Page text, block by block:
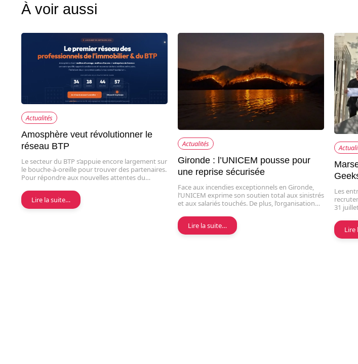
À voir aussi
Actualités
Amosphère veut révolutionner le
réseau BTP
Le secteur du BTP s’appuie encore largement sur
le bouche-à-oreille pour trouver des partenaires.
Pour répondre aux nouvelles attentes du…
Lire la suite…
Actualités
Gironde : l’UNICEM pousse pour
une reprise sécurisée
Face aux incendies exceptionnels en Gironde,
l’UNICEM exprime son soutien total aux sinistrés
et aux salariés touchés. De plus, l’organisation…
Lire la suite…
Les
31
Lire